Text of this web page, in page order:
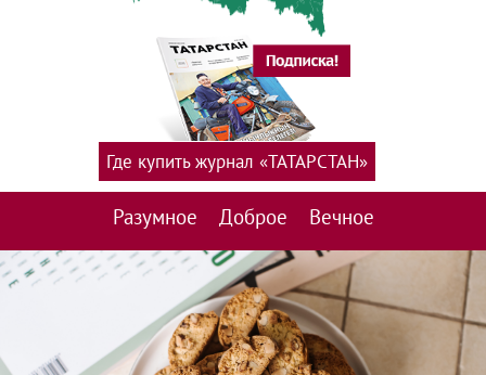
Разумное Доброе Вечное
Где купить журнал «ТАТАРСТАН»